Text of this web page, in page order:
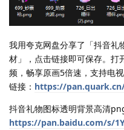
我用夸克网盘分享了「抖音
材」，点击链接即可保存。打
频，畅享原画5倍速，支持电视
链接： https://
抖音礼物图标透明背景高清
https://pan.baidu.com/s/